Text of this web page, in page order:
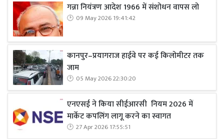
गन्ना नियंत्रण आदेश 1966 में संशोधन वापस लो
09 May 2026 19:41:42
कानपुर–प्रयागराज हाईवे पर कई किलोमीटर तक
जाम
05 May 2026 22:30:20
एनएसई ने किया सीईआरसी नियम 2026 में
मार्केट कपलिंग लागू करने का स्वागत
27 Apr 2026 17:55:51